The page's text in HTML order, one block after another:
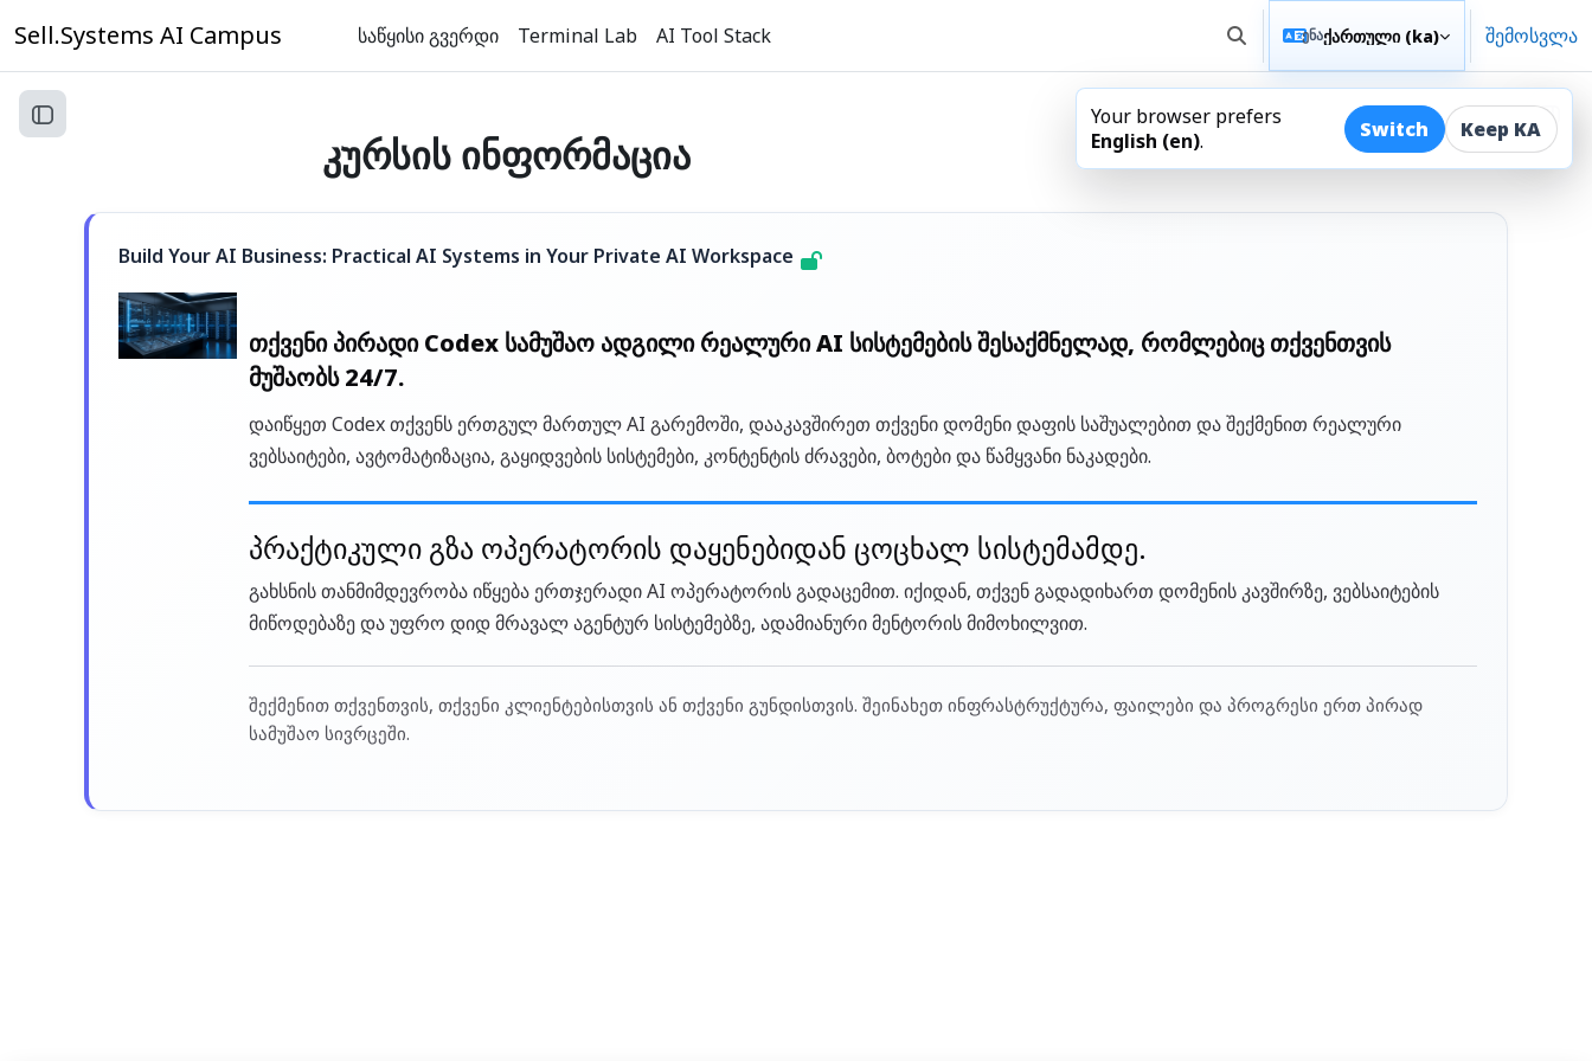
Sell.Systems AI Campus საწყისი გვერდი Terminal Lab AI Tool Stack Toggle search input
ენაქართული ‎(ka)‎ შემოსვლა
Open course index
კურსის ინფორმაცია
Build Your AI Business: Practical AI Systems in Your Private AI Workspace
თქვენი პირადი Codex სამუშაო ადგილი რეალური AI სისტემების შესაქმნელად, რომლებიც თქვენთვის
მუშაობს 24/7.
დაიწყეთ Codex თქვენს ერთგულ მართულ AI გარემოში, დააკავშირეთ თქვენი დომენი დაფის საშუალებით და შექმენით რეალური
ვებსაიტები, ავტომატიზაცია, გაყიდვების სისტემები, კონტენტის ძრავები, ბოტები და წამყვანი ნაკადები.
პრაქტიკული გზა ოპერატორის დაყენებიდან ცოცხალ სისტემამდე.
გახსნის თანმიმდევრობა იწყება ერთჯერადი AI ოპერატორის გადაცემით. იქიდან, თქვენ გადადიხართ დომენის კავშირზე, ვებსაიტების
მიწოდებაზე და უფრო დიდ მრავალ აგენტურ სისტემებზე, ადამიანური მენტორის მიმოხილვით.
შექმენით თქვენთვის, თქვენი კლიენტებისთვის ან თქვენი გუნდისთვის. შეინახეთ ინფრასტრუქტურა, ფაილები და პროგრესი ერთ პირად
სამუშაო სივრცეში.
Your browser prefers
English ‎(en)‎. Switch Keep KA